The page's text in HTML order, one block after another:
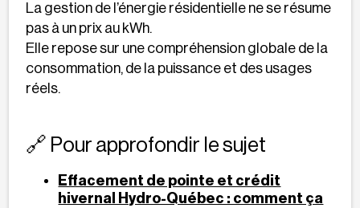
La gestion de l’énergie résidentielle ne se résume
pas à un prix au kWh.
Elle repose sur une compréhension globale de la
consommation, de la puissance et des usages
réels.
🔗 Pour approfondir le sujet
Effacement de pointe et crédit
hivernal Hydro-Québec : comment ça